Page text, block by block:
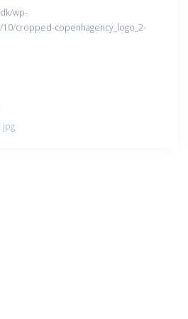
wp-
cropped-copenhagency_logo_2-